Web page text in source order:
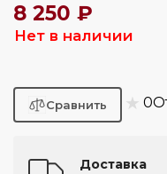
8 250 ₽
Нет в наличии
★ 0
Доставка